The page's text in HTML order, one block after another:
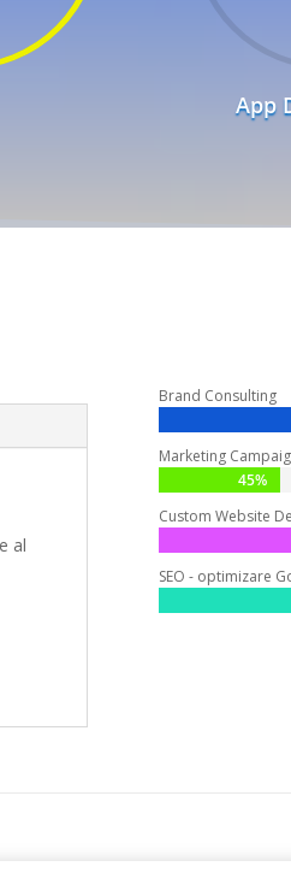
App
al
Brand Consulting
Marketing
45%
45%
Custom Website
SEO - optimizare